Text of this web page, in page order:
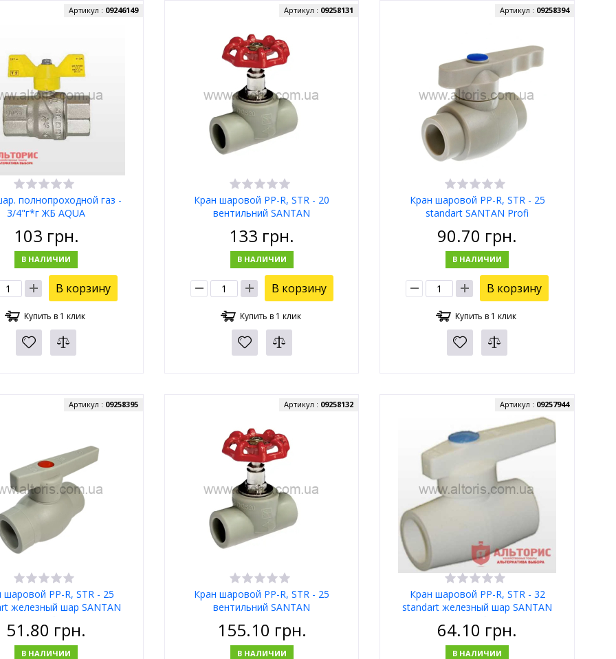
полнопроходной газ -
3/4"г*г ЖБ AQUA
Артикул : 09246149
103 грн.
В НАЛИЧИИ
В корзину
Купить в 1 клик
Кран шаровой PP-R, STR - 20
вентильний SANTAN
Артикул : 09258131
133 грн.
В НАЛИЧИИ
В корзину
Купить в 1 клик
Кран шаровой PP-R, STR - 25
standart SANTAN Profi
Артикул : 09258394
90.70 грн.
В НАЛИЧИИ
В корзину
Купить в 1 клик
шаровой PP-R, STR - 25
железный шар SANTAN
Артикул : 09258395
51.80 грн.
В НАЛИЧИИ
Кран шаровой PP-R, STR - 25
вентильний SANTAN
Артикул : 09258132
155.10 грн.
В НАЛИЧИИ
Кран шаровой PP-R, STR - 32
standart железный шар SANTAN
Артикул : 09257944
64.10 грн.
В НАЛИЧИИ